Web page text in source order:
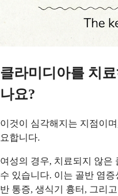
클라미디아를 치
나요?
이것이 심각해지는 지점이
요합니다.
여성의 경우, 치료되지 않은
수 있습니다. 이는 골반 염
반 통증, 생식기 흉터, 그리고